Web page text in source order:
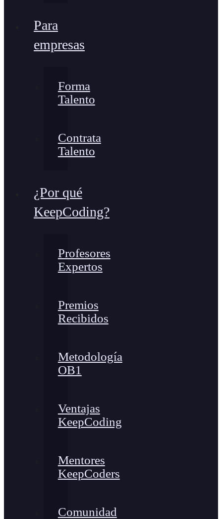
Para
empresas
Forma
Talento
Contrata
Talento
¿Por qué
KeepCoding?
Profesores
Expertos
Premios
Recibidos
Metodología
OB1
Ventajas
KeepCoding
Mentores
KeepCoders
Comunidad